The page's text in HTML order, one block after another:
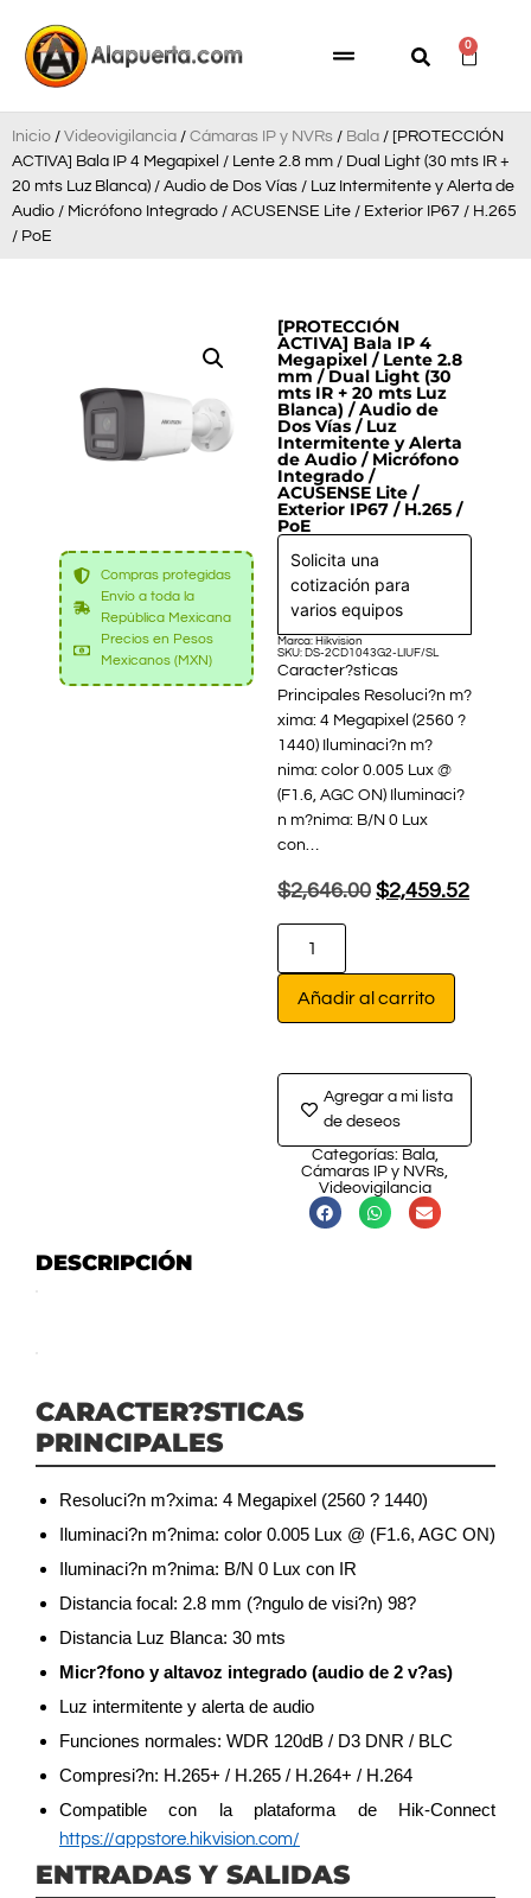
0
Inicio / Videovigilancia / Cámaras IP y NVRs / Bala / [PROTECCIÓN
ACTIVA] Bala IP 4 Megapixel / Lente 2.8 mm / Dual Light (30 mts IR +
20 mts Luz Blanca) / Audio de Dos Vías / Luz Intermitente y Alerta de
Audio / Micrófono Integrado / ACUSENSE Lite / Exterior IP67 / H.265
/ PoE
Compras protegidas
Envío a toda la
República Mexicana
Precios en Pesos
Mexicanos (MXN)
[PROTECCIÓN
ACTIVA] Bala IP 4
Megapixel / Lente 2.8
mm / Dual Light (30
mts IR + 20 mts Luz
Blanca) / Audio de
Dos Vías / Luz
Intermitente y Alerta
de Audio / Micrófono
Integrado /
ACUSENSE Lite /
Exterior IP67 / H.265 /
PoE
Solicita una
cotización para
varios equipos
Marca: Hikvision
SKU: DS-2CD1043G2-LIUF/SL
Caracter?sticas
Principales Resoluci?n m?
xima: 4 Megapixel (2560 ?
1440) Iluminaci?n m?
nima: color 0.005 Lux @
(F1.6, AGC ON) Iluminaci?
n m?nima: B/N 0 Lux
con…
$2,646.00 $2,459.52
Añadir al carrito
Agregar a mi lista
de deseos
Categorías: Bala,
Cámaras IP y NVRs,
Videovigilancia
DESCRIPCIÓN
CARACTER?STICAS
PRINCIPALES
Resoluci?n m?xima: 4 Megapixel (2560 ? 1440)
Iluminaci?n m?nima: color 0.005 Lux @ (F1.6, AGC ON)
Iluminaci?n m?nima: B/N 0 Lux con IR
Distancia focal: 2.8 mm (?ngulo de visi?n) 98?
Distancia Luz Blanca: 30 mts
Micr?fono y altavoz integrado (audio de 2 v?as)
Luz intermitente y alerta de audio
Funciones normales: WDR 120dB / D3 DNR / BLC
Compresi?n: H.265+ / H.265 / H.264+ / H.264
Compatible con la plataforma de Hik-Connect
https://appstore.hikvision.com/
ENTRADAS Y SALIDAS